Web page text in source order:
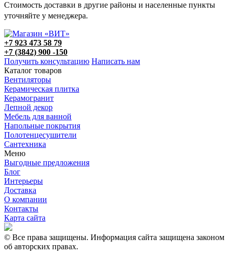
Стоимость доставки в другие районы и населенные пункты
уточняйте у менеджера.
+7 923 473 58 79
+7 (3842) 900 -150
Получить консультацию Написать нам
Каталог товаров
Вентиляторы
Керамическая плитка
Керамогранит
Лепной декор
Мебель для ванной
Напольные покрытия
Полотенцесушители
Сантехника
Меню
Выгодные предложения
Блог
Интерьеры
Доставка
О компании
Контакты
Карта сайта
© Все права защищены. Информация сайта защищена законом
об авторских правах.